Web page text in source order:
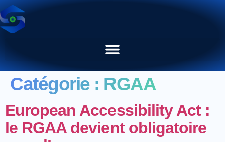
Catégorie : RGAA
European Accessibility Act :
le RGAA devient obligatoire